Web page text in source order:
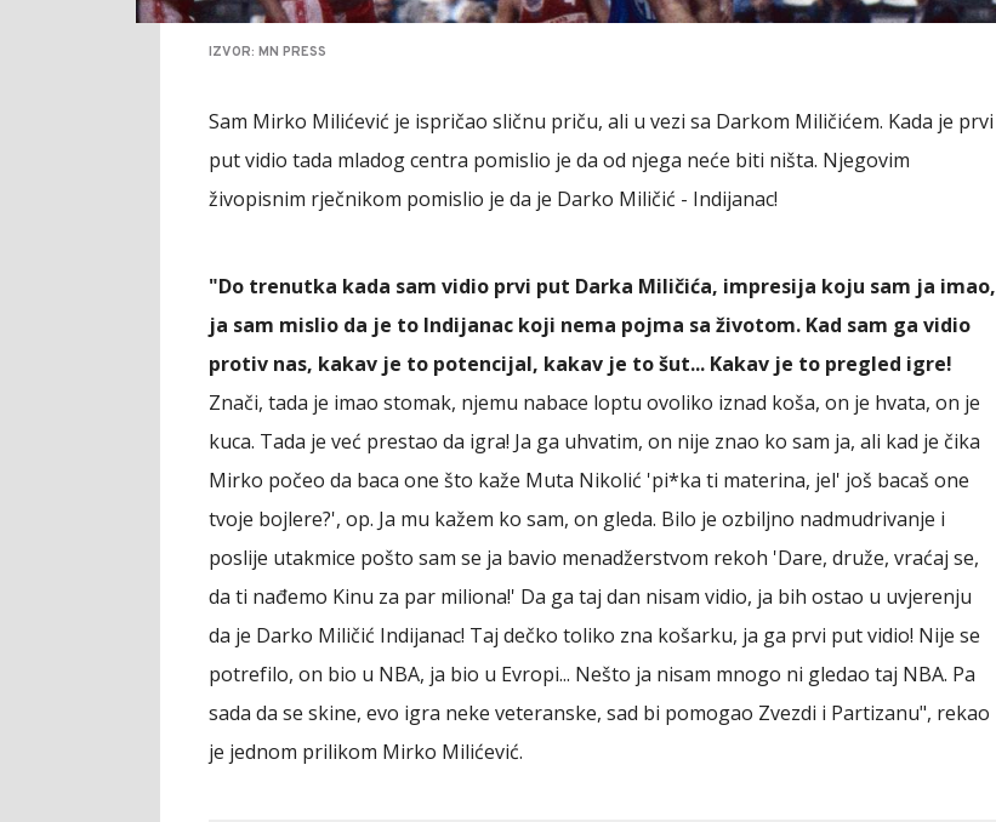
IZVOR: MN PRESS
Sam Mirko Milićević je ispričao sličnu priču, ali u vezi sa Darkom Miličićem. Kada je prvi
put vidio tada mladog centra pomislio je da od njega neće biti ništa. Njegovim
živopisnim rječnikom pomislio je da je Darko Miličić - Indijanac!
"Do trenutka kada sam vidio prvi put Darka Miličića, impresija koju sam ja imao,
ja sam mislio da je to Indijanac koji nema pojma sa životom. Kad sam ga vidio
protiv nas, kakav je to potencijal, kakav je to šut... Kakav je to pregled igre!
Znači, tada je imao stomak, njemu nabace loptu ovoliko iznad koša, on je hvata, on je
kuca. Tada je već prestao da igra! Ja ga uhvatim, on nije znao ko sam ja, ali kad je čika
Mirko počeo da baca one što kaže Muta Nikolić 'pi*ka ti materina, jel' još bacaš one
tvoje bojlere?', op. Ja mu kažem ko sam, on gleda. Bilo je ozbiljno nadmudrivanje i
poslije utakmice pošto sam se ja bavio menadžerstvom rekoh 'Dare, druže, vraćaj se,
da ti nađemo Kinu za par miliona!' Da ga taj dan nisam vidio, ja bih ostao u uvjerenju
da je Darko Miličić Indijanac! Taj dečko toliko zna košarku, ja ga prvi put vidio! Nije se
potrefilo, on bio u NBA, ja bio u Evropi... Nešto ja nisam mnogo ni gledao taj NBA. Pa
sada da se skine, evo igra neke veteranske, sad bi pomogao Zvezdi i Partizanu", rekao
je jednom prilikom Mirko Milićević.